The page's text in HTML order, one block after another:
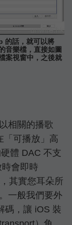
的話，就可以將
音樂檔，直接如圖
案視窗中，之後就
相關的播歌
「可播放」高
體 DAC 不支
會即時
其實您耳朵所
一般我們要外
碼，讓 iOS 裝